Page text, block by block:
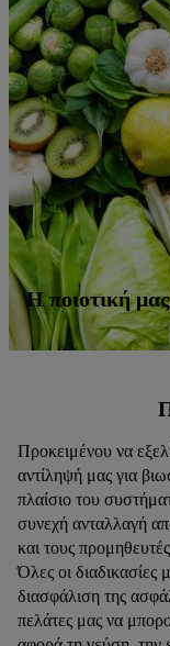
Η ποιοτική
Προκειμένου να
αντίληψή μας για
πλαίσιο του
συνεχή ανταλλαγή
και τους
Όλες οι
διασφάλιση της
πελάτες μας να